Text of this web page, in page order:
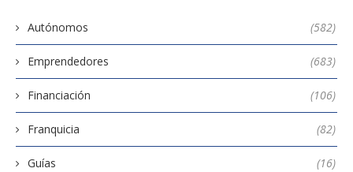
Autónomos (582)
Emprendedores (683)
Financiación (106)
Franquicia (82)
Guías (16)